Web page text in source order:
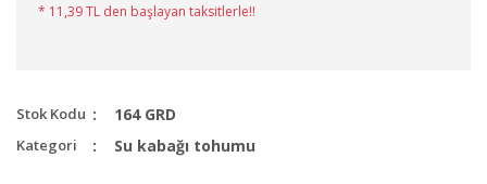
* 11,39 TL den başlayan taksitlerle!!
Stok Kodu 164 GRD
Kategori Su kabağı tohumu